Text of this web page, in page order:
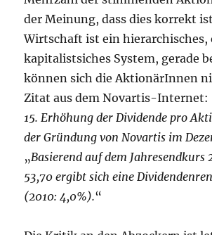
der Meinung, dass dies korrekt
Wirtschaft ist ein hierarchisches,
kapitalistsiches System, gerade
können sich die AktionärInnen
Zitat aus dem Novartis-Internet:
15. Erhöhung der Dividende pro
der Gründung von Novartis im
„Basierend auf dem Jahresendkurs
53,70 ergibt sich eine
(2010: 4,0%).“